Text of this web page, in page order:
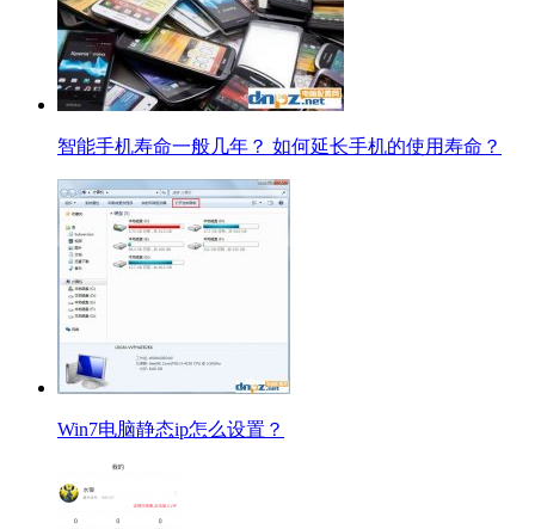
智能手机寿命一般几年？ 如何延长手机的使用寿命？
Win7电脑静态ip怎么设置？